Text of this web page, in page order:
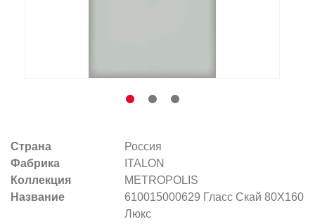
Страна
Россия
Фабрика
ITALON
Коллекция
METROPOLIS
Название
610015000629 Гласс Скай 80X160
Люкс